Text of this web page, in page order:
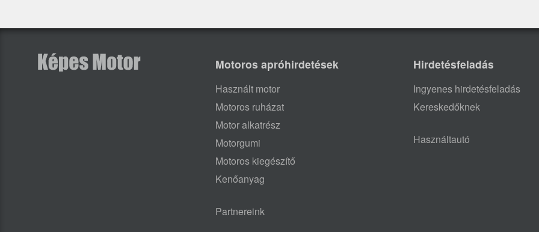
Motoros apróhirdetések
Használt motor
Motoros ruházat
Motor alkatrész
Motorgumi
Motoros kiegészítő
Kenőanyag
Partnereink
Hirdetésfeladás
Ingyenes hirdetésfeladás
Kereskedőknek
Használtautó